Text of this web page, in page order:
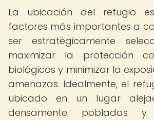
La ubicación del refugio
factores más importantes a
ser estratégicamente
maximizar la protección
biológicos y minimizar la
amenazas. Idealmente, el
ubicado en un lugar
densamente pobladas